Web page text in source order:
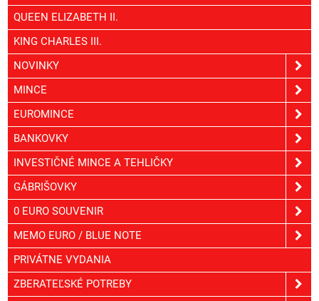
QUEEN ELIZABETH II.
KING CHARLES III.
NOVINKY
MINCE
EUROMINCE
BANKOVKY
INVESTIČNÉ MINCE A TEHLIČKY
GÁBRIŠOVKY
0 EURO SOUVENIR
MEMO EURO / BLUE NOTE
PRIVÁTNE VYDANIA
ZBERATEĽSKÉ POTREBY